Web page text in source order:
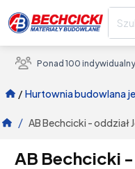
Ponad 100
hurtownia budowlana
/
/ AB Bechcicki - oddział
AB Bechcicki -